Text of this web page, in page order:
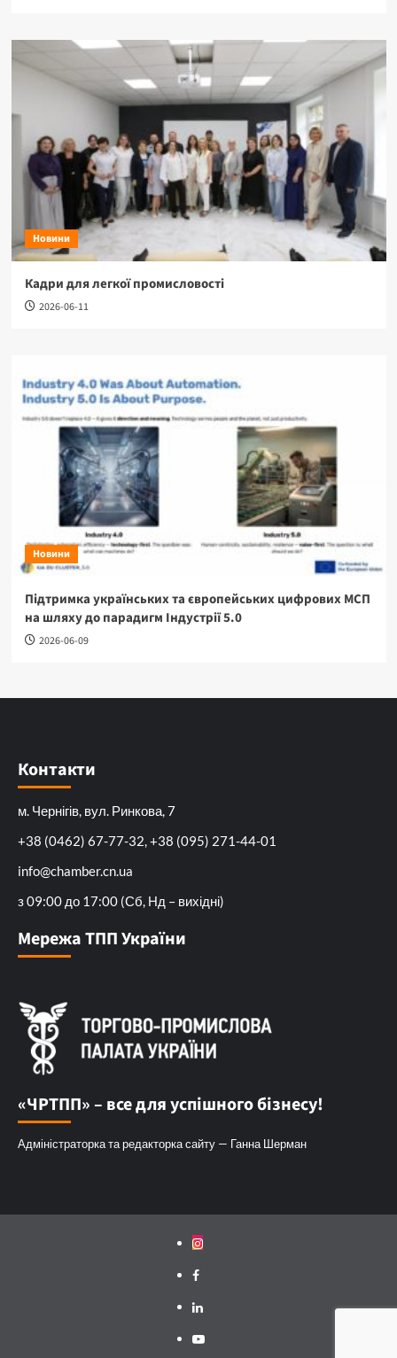
Новини
Кадри для легкої промисловості
2026-06-11
Новини
Підтримка українських та європейських цифрових МСП
на шляху до парадигм Індустрії 5.0
2026-06-09
Контакти
м. Чернігів, вул. Ринкова, 7
+38 (0462) 67-77-32, +38 (095) 271-44-01
info@chamber.cn.ua
з 09:00 до 17:00 (Сб, Нд – вихідні)
Мережа ТПП України
«ЧРТПП» – все для успішного бізнесу!
Адміністраторка та редакторка сайту — Ганна Шерман
Instagram
Facebook
Linkedin
Youtube